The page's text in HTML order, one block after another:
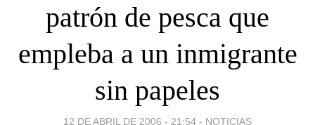
patrón de pesca que
empleba a un inmigrante
sin papeles
12 DE ABRIL DE 2006 - 21:54 - NOTICIAS